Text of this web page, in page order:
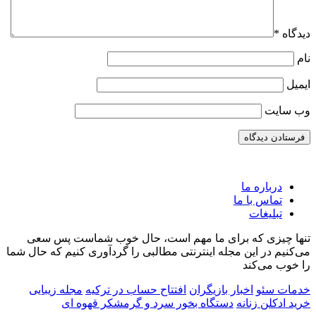
دیدگاه *
نام
ایمیل
وب‌ سایت
درباره ما
تماس با ما
تبلیغات
تنها چیزی که برای ما مهم است، حال خوب شماست پس سعی
می‌کنیم در این مجله اینترنتی مطالبی را گردآوری کنیم که حال شما
را خوب می‌کند
خدمات سئو اخبار بازیگران افتتاح حساب در ترکیه مجله زیبایی
خرید ادکلن زنانه دستگاه بخور سرد و گرمشکر قهوه ای
6 غذای پلویی برای سرماخوردگی که بدنتو قوی و
سرحال می کنه
25 می, 2024
خوشمزه
11 ژوئن, 2025